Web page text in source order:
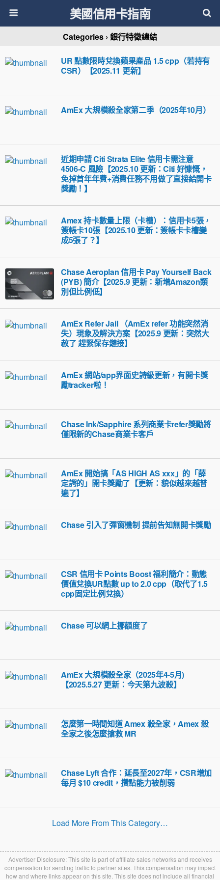
美國信用卡指南
Categories › 銀行特徵總結
UR 點數限時兌換蘋果產品 1.5 cpp（若持有
CSR）【2025.11 更新】
AmEx 大規模殺全家第二季（2025年10月）
近期申請 Citi Strata Elite 信用卡需注意
4506-C 風險【2025.10 更新：Citi 好慷慨，
免掉首年年費+消費任務不用做了直接給開卡
獎勵！】
Amex 持卡數量上限（卡槽）：信用卡5張，
簽帳卡10張【2025.10 更新：簽帳卡卡槽變
成5張了？】
Chase Aeroplan 信用卡 Pay Yourself Back
(PYB) 簡介【2025.9 更新：新增Amazon類
別但比例低】
AmEx Refer Jail （AmEx refer 功能突然消
失）現象及解決方案【2025.9 更新：突然大
赦了 趕緊保存鏈接】
AmEx 網站/app界面史詩級更新，有開卡獎
勵tracker啦！
Chase Ink/Sapphire 系列商業卡refer獎勵將
僅限新的Chase商業卡客戶
AmEx 開始搞「AS HIGH AS xxx」的「薛
定諤的」開卡獎勵了【更新：貌似越來越普
遍了】
Chase 引入了彈窗機制 提前告知無開卡獎勵
CSR 信用卡 Points Boost 福利簡介：動態
價值兌換UR點數 up to 2.0 cpp（取代了1.5
cpp固定比例兌換）
Chase 可以網上挪額度了
AmEx 大規模殺全家（2025年4-5月)
【2025.5.27 更新：今天第九波殺】
怎麼第一時間知道 Amex 殺全家，Amex 殺
全家之後怎麼搶救 MR
Chase Lyft 合作：延長至2027年，CSR增加
每月 $10 credit，攢點能力被削弱
Load More From This Category…
Advertiser Disclosure: This site is part of affiliate sales networks and receives
compensation for sending traffic to partner sites. This compensation may impact
how and where links appear on this site. This site does not include all financial